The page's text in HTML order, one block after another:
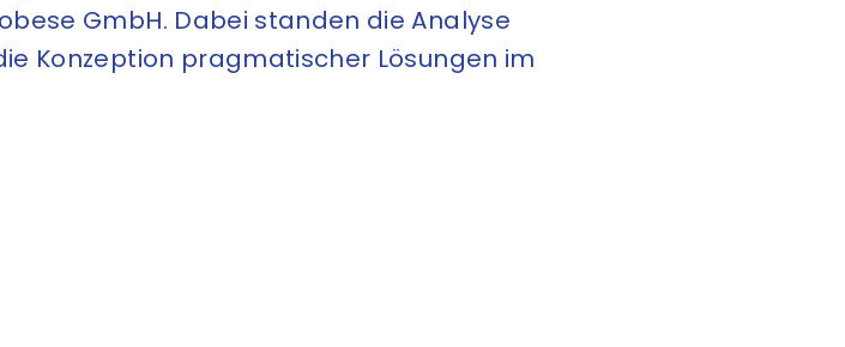
GmbH. Dabei standen die Analyse
Konzeption pragmatischer Lösungen im